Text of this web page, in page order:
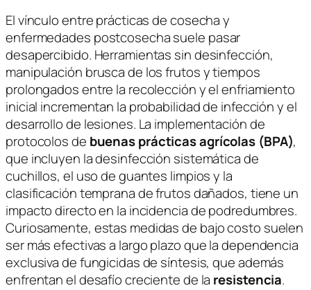
El vínculo entre prácticas de cosecha y
enfermedades postcosecha suele pasar
desapercibido. Herramientas sin desinfección,
manipulación brusca de los frutos y tiempos
prolongados entre la recolección y el enfriamiento
inicial incrementan la probabilidad de infección y el
desarrollo de lesiones. La implementación de
protocolos de buenas prácticas agrícolas (BPA),
que incluyen la desinfección sistemática de
cuchillos, el uso de guantes limpios y la
clasificación temprana de frutos dañados, tiene un
impacto directo en la incidencia de podredumbres.
Curiosamente, estas medidas de bajo costo suelen
ser más efectivas a largo plazo que la dependencia
exclusiva de fungicidas de síntesis, que además
enfrentan el desafío creciente de la resistencia.